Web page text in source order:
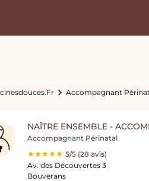
Accompagnant
NAÎTRE ENSEMBLE -
Accompagnant Périnatal
5/5 (28 avis)
Av. des Découvertes 3
Bouverans